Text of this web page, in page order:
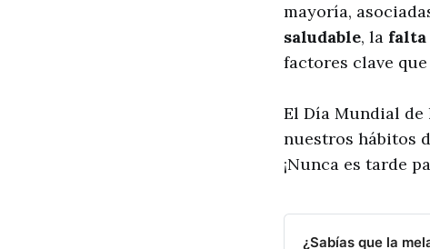
mayoría,
saludable, la falta
factores clave
El Día Mundial
nuestros hábitos
¡Nunca es tarde
¿Sabías que la